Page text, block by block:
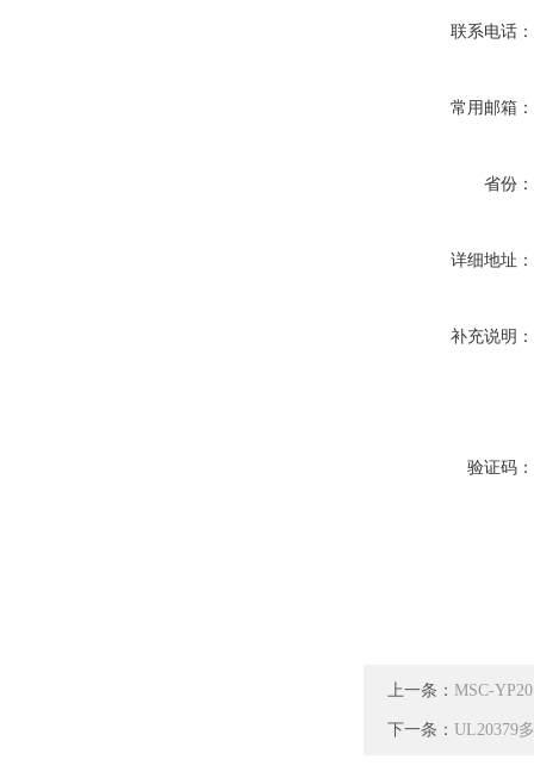
联系电话：
常用邮箱：
省份：
详细地址：
补充说明：
验证码：
上一条： MSC-
下一条： UL20379